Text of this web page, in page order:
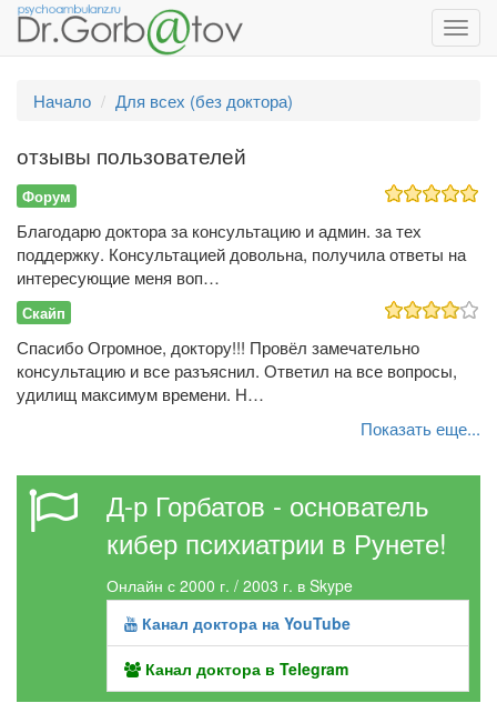
Начало
Для всех (без доктора)
отзывы пользователей
Форум
Благодарю докторa за консультацию и админ. за тех
поддержку. Консультацией довольна, получила ответы на
интересующие меня воп…
Скайп
Спасибо Огромное, доктору!!! Провёл замечательно
консультацию и все разъяснил. Ответил на все вопросы,
удилищ максимум времени. Н…
Показать еще...
Д-р Горбатов - основатель
кибер психиатрии в Рунете!
Онлайн с 2000 г. / 2003 г. в Skype
Канал доктора на YouTube
Канал доктора в Telegram